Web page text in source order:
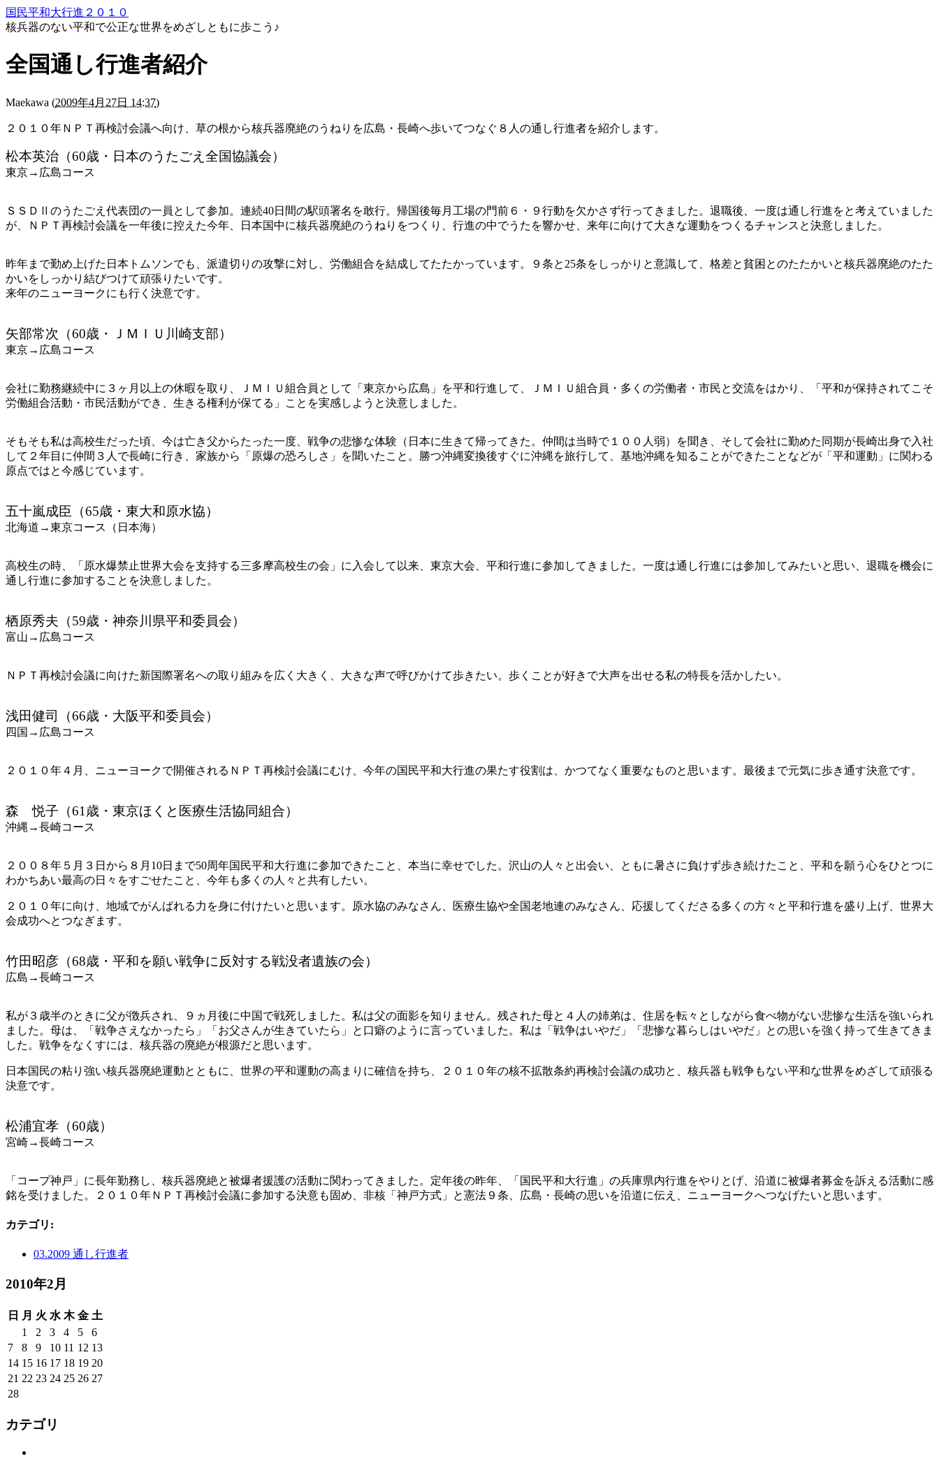
国民平和大行進２０１０
核兵器のない平和で公正な世界をめざしともに歩こう♪
全国通し行進者紹介
Maekawa (2009年4月27日 14:37)
２０１０年ＮＰＴ再検討会議へ向け、草の根から核兵器廃絶のうねりを広島・長崎へ歩いてつなぐ８人の通し行進者を紹介します。
松本英治（60歳・日本のうたごえ全国協議会）
東京→広島コース
ＳＳＤⅡのうたごえ代表団の一員として参加。連続40日間の駅頭署名を敢行。帰国後毎月工場の門前６・９行動を欠かさず行ってきました。退職後、一度は通し行進をと考えていました
が、ＮＰＴ再検討会議を一年後に控えた今年、日本国中に核兵器廃絶のうねりをつくり、行進の中でうたを響かせ、来年に向けて大きな運動をつくるチャンスと決意しました。
昨年まで勤め上げた日本トムソンでも、派遣切りの攻撃に対し、労働組合を結成してたたかっています。９条と25条をしっかりと意識して、格差と貧困とのたたかいと核兵器廃絶のたた
かいをしっかり結びつけて頑張りたいです。
来年のニューヨークにも行く決意です。
矢部常次（60歳・ＪＭＩＵ川崎支部）
東京→広島コース
会社に勤務継続中に３ヶ月以上の休暇を取り、ＪＭＩＵ組合員として「東京から広島」を平和行進して、ＪＭＩＵ組合員・多くの労働者・市民と交流をはかり、「平和が保持されてこそ
労働組合活動・市民活動ができ、生きる権利が保てる」ことを実感しようと決意しました。
そもそも私は高校生だった頃、今は亡き父からたった一度、戦争の悲惨な体験（日本に生きて帰ってきた。仲間は当時で１００人弱）を聞き、そして会社に勤めた同期が長崎出身で入社
して２年目に仲間３人で長崎に行き、家族から「原爆の恐ろしさ」を聞いたこと。勝つ沖縄変換後すぐに沖縄を旅行して、基地沖縄を知ることができたことなどが「平和運動」に関わる
原点ではと今感じています。
五十嵐成臣（65歳・東大和原水協）
北海道→東京コース（日本海）
高校生の時、「原水爆禁止世界大会を支持する三多摩高校生の会」に入会して以来、東京大会、平和行進に参加してきました。一度は通し行進には参加してみたいと思い、退職を機会に
通し行進に参加することを決意しました。
栖原秀夫（59歳・神奈川県平和委員会）
富山→広島コース
ＮＰＴ再検討会議に向けた新国際署名への取り組みを広く大きく、大きな声で呼びかけて歩きたい。歩くことが好きで大声を出せる私の特長を活かしたい。
浅田健司（66歳・大阪平和委員会）
四国→広島コース
２０１０年４月、ニューヨークで開催されるＮＰＴ再検討会議にむけ、今年の国民平和大行進の果たす役割は、かつてなく重要なものと思います。最後まで元気に歩き通す決意です。
森 悦子（61歳・東京ほくと医療生活協同組合）
沖縄→長崎コース
２００８年５月３日から８月10日まで50周年国民平和大行進に参加できたこと、本当に幸せでした。沢山の人々と出会い、ともに暑さに負けず歩き続けたこと、平和を願う心をひとつに
わかちあい最高の日々をすごせたこと、今年も多くの人々と共有したい。
２０１０年に向け、地域でがんばれる力を身に付けたいと思います。原水協のみなさん、医療生協や全国老地連のみなさん、応援してくださる多くの方々と平和行進を盛り上げ、世界大
会成功へとつなぎます。
竹田昭彦（68歳・平和を願い戦争に反対する戦没者遺族の会）
広島→長崎コース
私が３歳半のときに父が徴兵され、９ヵ月後に中国で戦死しました。私は父の面影を知りません。残された母と４人の姉弟は、住居を転々としながら食べ物がない悲惨な生活を強いられ
ました。母は、「戦争さえなかったら」「お父さんが生きていたら」と口癖のように言っていました。私は「戦争はいやだ」「悲惨な暮らしはいやだ」との思いを強く持って生きてきま
した。戦争をなくすには、核兵器の廃絶が根源だと思います。
日本国民の粘り強い核兵器廃絶運動とともに、世界の平和運動の高まりに確信を持ち、２０１０年の核不拡散条約再検討会議の成功と、核兵器も戦争もない平和な世界をめざして頑張る
決意です。
松浦宜孝（60歳）
宮崎→長崎コース
「コープ神戸」に長年勤務し、核兵器廃絶と被爆者援護の活動に関わってきました。定年後の昨年、「国民平和大行進」の兵庫県内行進をやりとげ、沿道に被爆者募金を訴える活動に感
銘を受けました。２０１０年ＮＰＴ再検討会議に参加する決意も固め、非核「神戸方式」と憲法９条、広島・長崎の思いを沿道に伝え、ニューヨークへつなげたいと思います。
カテゴリ :
03.2009 通し行進者
2010年2月
日 月 火 水 木 金 土
1
2 3 4 5
6
7
8 9 10 11 12 13
14 15 16 17 18 19 20
21 22 23 24 25 26 27
28
カテゴリ